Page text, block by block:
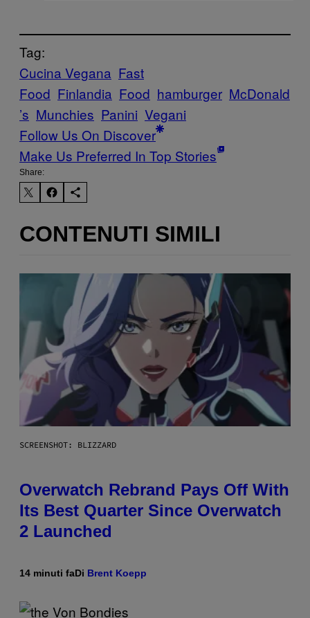
Tag:
Cucina Vegana Fast
Food Finlandia Food hamburger McDonald
’s Munchies Panini Vegani
Follow Us On Discover
Make Us Preferred In Top Stories
Share:
CONTENUTI SIMILI
SCREENSHOT: BLIZZARD
Overwatch Rebrand Pays Off With
Its Best Quarter Since Overwatch
2 Launched
14 minuti faDi Brent Koepp